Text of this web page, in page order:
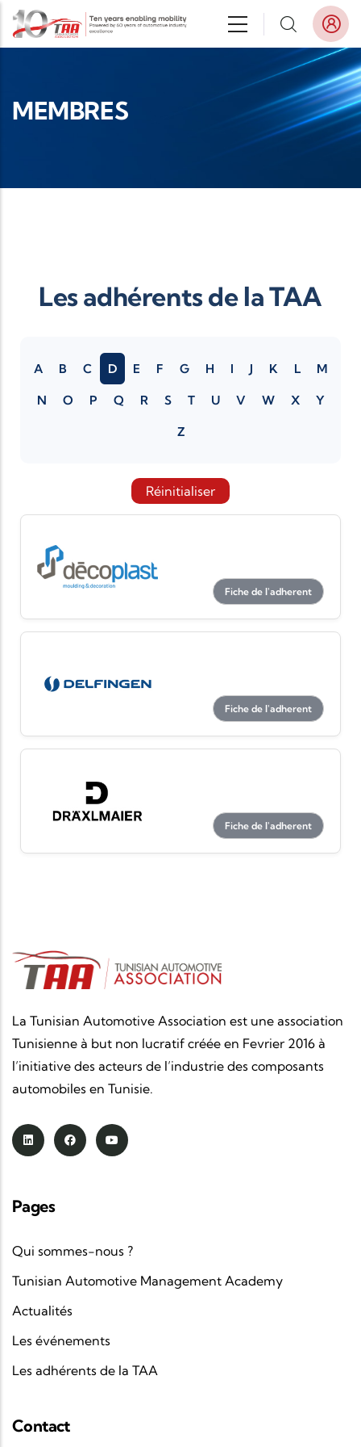
Aller au contenu principal
MEMBRES
Les adhérents de la TAA
A B C D E F G H I J K L M
N O P Q R S T U V W X Y
Z
Réinitialiser
Fiche de l'adherent
Fiche de l'adherent
Fiche de l'adherent
La Tunisian Automotive Association est une association
Tunisienne à but non lucratif créée en Fevrier 2016 à
l’initiative des acteurs de l’industrie des composants
automobiles en Tunisie.
Pages
Qui sommes-nous ?
Tunisian Automotive Management Academy
Actualités
Les événements
Les adhérents de la TAA
Contact